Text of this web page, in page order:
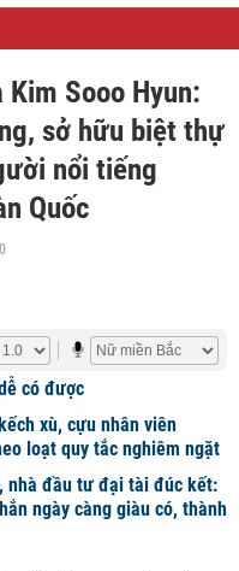
Sooo Hyun:
sở hữu biệt thự
nổi tiếng
Quốc
có được
xù, cựu nhân viên
loạt quy tắc nghiêm ngặt
nhà đầu tư đại tài đúc kết:
ngày càng giàu có, thành